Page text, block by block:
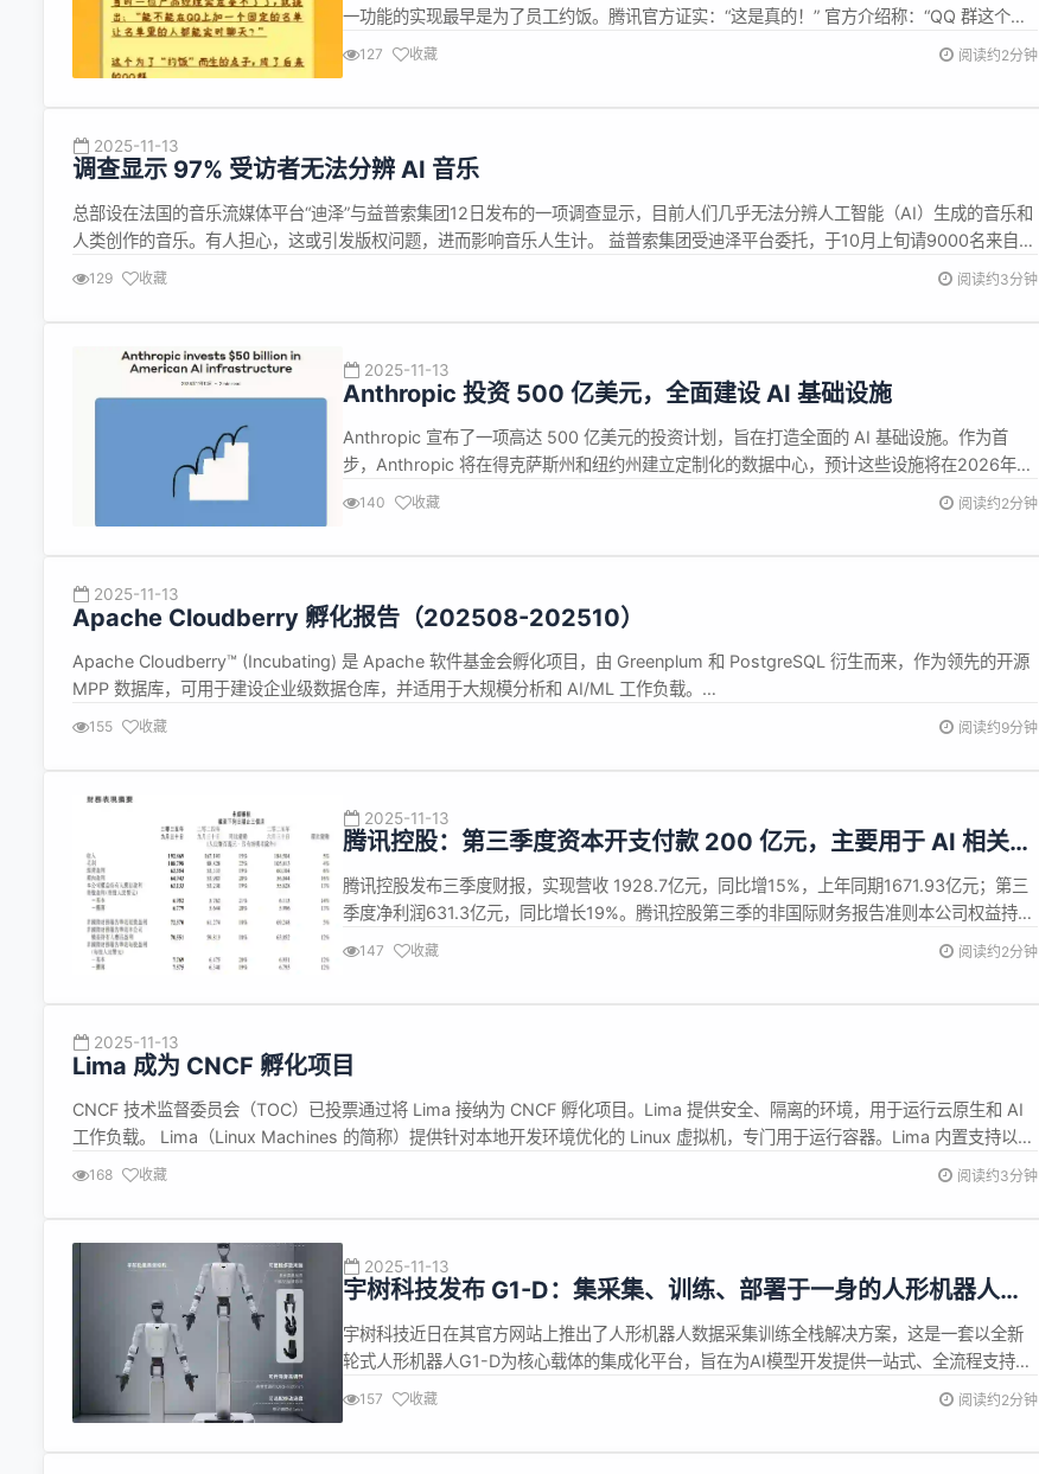
一功能的实现最早是为了员工约饭。腾讯官方证实：“这是真的！” 官方介绍称：“QQ 群这个功
能最初是为了解决‘今天中午吃什么’这个历史性难题而诞生的。” 以前午饭前，大家习惯用邮件
127 收藏 阅读约2分钟
2025-11-13
调查显示 97% 受访者无法分辨 AI 音乐
总部设在法国的音乐流媒体平台“迪泽”与益普索集团12日发布的一项调查显示，目前人们几乎无法分辨人工智能（AI）生成的音乐和
人类创作的音乐。有人担心，这或引发版权问题，进而影响音乐人生计。 益普索集团受迪泽平台委托，于10月上旬请9000名来自美
国、英国和法国等8个国家的成年人聆听两段AI制作的音乐片段及一段真人创作的音乐。结果显示，97%受访者分不清哪段音乐...
129 收藏 阅读约3分钟
2025-11-13
Anthropic 投资 500 亿美元，全面建设 AI 基础设施
Anthropic 宣布了一项高达 500 亿美元的投资计划，旨在打造全面的 AI 基础设施。作为首
步，Anthropic 将在得克萨斯州和纽约州建立定制化的数据中心，预计这些设施将在2026年陆
续投入运营。 Anthropic 的 CEO 兼联合创始人 Dario Amodei 表示，强大的基础设施是实现
140 收藏 阅读约2分钟
2025-11-13
Apache Cloudberry 孵化报告（202508-202510）
Apache Cloudberry™ (Incubating) 是 Apache 软件基金会孵化项目，由 Greenplum 和 PostgreSQL 衍生而来，作为领先的开源
MPP 数据库，可用于建设企业级数据仓库，并适用于大规模分析和 AI/ML 工作负载。
GitHub:https://github.com/apache/cloudberry 本篇 ...
155 收藏 阅读约9分钟
2025-11-13
腾讯控股：第三季度资本开支付款 200 亿元，主要用于 AI 相关举
措
腾讯控股发布三季度财报，实现营收 1928.7亿元，同比增15%，上年同期1671.93亿元；第三
季度净利润631.3亿元，同比增长19%。腾讯控股第三季的非国际财务报告准则本公司权益持有
人应占盈利为706 亿元，同比增长 18%。 本季度，腾讯核心业务与AI技术深化协同，主要板块
147 收藏 阅读约2分钟
2025-11-13
Lima 成为 CNCF 孵化项目
CNCF 技术监督委员会（TOC）已投票通过将 Lima 接纳为 CNCF 孵化项目。Lima 提供安全、隔离的环境，用于运行云原生和 AI
工作负载。 Lima（Linux Machines 的简称）提供针对本地开发环境优化的 Linux 虚拟机，专门用于运行容器。Lima 内置支持以下
容器引擎： containerd [CNCF 毕业级]（默认） Doc...
168 收藏 阅读约3分钟
2025-11-13
宇树科技发布 G1-D：集采集、训练、部署于一身的人形机器人工
作站
宇树科技近日在其官方网站上推出了人形机器人数据采集训练全栈解决方案，这是一套以全新
轮式人形机器人G1-D为核心载体的集成化平台，旨在为AI模型开发提供一站式、全流程支持。
该方案集成了数据采集、处理、标注、审核及数据资产管理功能，构成了一个高效的数据流管
157 收藏 阅读约2分钟